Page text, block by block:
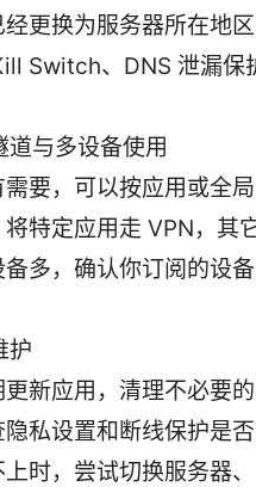
经更换为服务器所在地
Switch、DNS 泄漏保
道与多设备使用
需要，可以按应用或全
将特定应用走 VPN，其
备多，确认你订阅的设
护
更新应用，清理不必要的
私设置和断线保护是
时，尝试切换服务器、